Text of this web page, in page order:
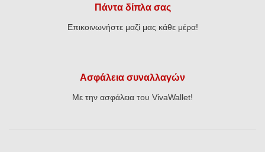
Πάντα δίπλα σας
Επικοινωνήστε μαζί μας κάθε μέρα!
Ασφάλεια συναλλαγών
Με την ασφάλεια του VivaWallet!